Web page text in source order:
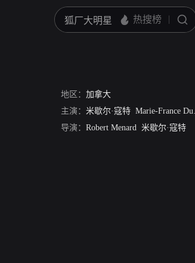
地区： 加拿大
主演： 米歇尔·寇特 Marie-France Duquette
导演： Robert Menard 米歇尔·寇特